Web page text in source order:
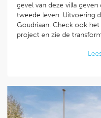
gevel van deze villa
tweede leven. Uitvoering
Goudriaan. Check ook
project en zie de